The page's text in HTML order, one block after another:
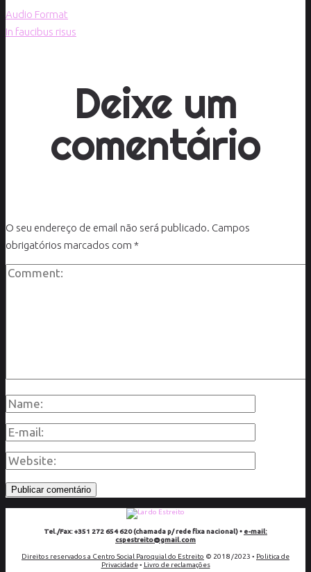
Audio Format
In faucibus risus
Deixe um
comentário
O seu endereço de email não será publicado. Campos
obrigatórios marcados com *
Tel./Fax: +351 272 654 620 (chamada p/ rede fixa nacional) • e-mail:
cspestreito@gmail.com
Direitos reservados a Centro Social Paroquial do Estreito © 2018 /2023 • Politica de
Privacidade• Livro de reclamações